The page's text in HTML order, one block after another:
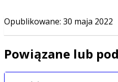
Opublikowane: 30 maja 2022
Powiązane lub